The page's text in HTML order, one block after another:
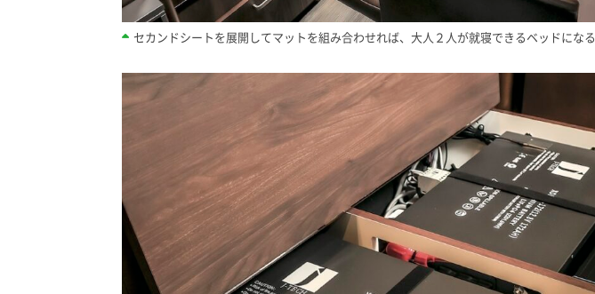
セカンドシートを展開してマットを組み合わせれば、大人２人が就寝できるベッドになる